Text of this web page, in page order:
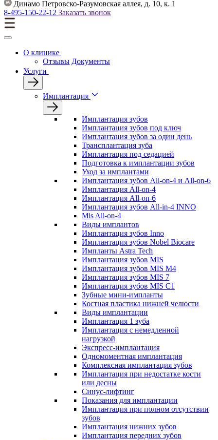
Динамо Петровско-Разумовская аллея, д. 10, к. 1
8-495-150-22-12 Заказать звонок
О клинике
Отзывы Документы
Услуги
Имплантация
Имплантация зубов
Имплантация зубов под ключ
Имплантация зубов за один день
Трансплантация зуба
Имплантация под седацией
Подготовка к имплантации зубов
Уход за имплантами
Имплантация зубов All-on-4 и All-on-6
Имплантация All-on-4
Имплантация All-on-6
Имплантация зубов All-in-4 INNO
Mis All-on-4
Виды имплантов
Имплантация зубов Inno
Имплантация зубов Nobel Biocare
Импланты Astra Tech
Имплантация зубов MIS
Имплантация зубов MIS M4
Имплантация зубов MIS 7
Имплантация зубов MIS C1
Зубные мини-импланты
Костная пластика нижней челюсти
Виды имплантации
Имплантация 1 зуба
Имплантация с немедленной
нагрузкой
Экспресс-имплантация
Одномоментная имплантация
Комплексная имплантация зубов
Имплантация при недостатке кости
или десны
Синус-лифтинг
Показания для имплантации
Имплантация при полном отсутствии
зубов
Имплантация нижних зубов
Имплантация передних зубов